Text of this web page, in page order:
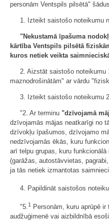
personām Ventspils pilsētā"
1. Izteikt saistošo noteikumu
"Nekustamā īpašuma
kārtība Ventspils pilsētā
kuros netiek veikta
2. Aizstāt saistošo noteikumu
maznodrošinātām" ar vārdu
3. Izteikt saistošo noteikumu
"2. Ar terminu "dzīvojamā
dzīvojamās mājas neatkarīgi no
dzīvokļu īpašumos, dzīvojamo
nedzīvojamās ēkās, kuru
arī telpu grupas, kuru
(garāžas, autostāvvietas,
ja tās netiek izmantotas
4. Papildināt saistošos
"5. 1 Personām, kuru aprūpē
audžuģimenē vai aizbildnībā